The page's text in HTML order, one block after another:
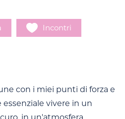
Incontri
con i miei punti di forza e
essenziale vivere in un